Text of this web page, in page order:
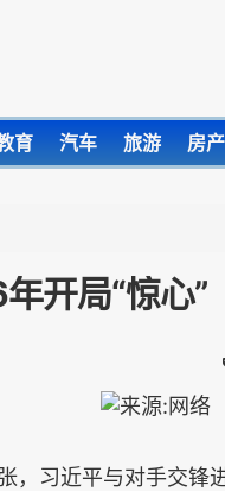
育 汽车 旅游 房产
开局“惊心”
，习近平与对手交锋